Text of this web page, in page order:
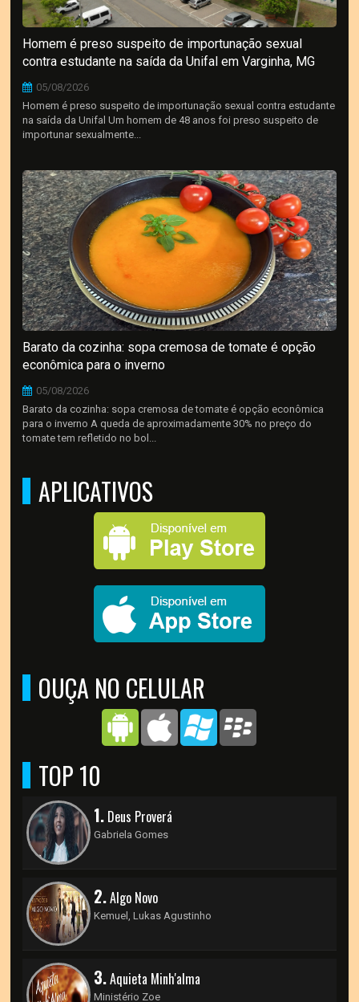
Homem é preso suspeito de importunação sexual
contra estudante na saída da Unifal em Varginha, MG
05/08/2026
Homem é preso suspeito de importunação sexual contra estudante
na saída da Unifal Um homem de 48 anos foi preso suspeito de
importunar sexualmente...
Barato da cozinha: sopa cremosa de tomate é opção
econômica para o inverno
05/08/2026
Barato da cozinha: sopa cremosa de tomate é opção econômica
para o inverno A queda de aproximadamente 30% no preço do
tomate tem refletido no bol...
APLICATIVOS
OUÇA NO CELULAR
TOP 10
1. Deus Proverá
Gabriela Gomes
2.Algo Novo
Kemuel, Lukas Agustinho
3.Aquieta Minh'alma
Ministério Zoe